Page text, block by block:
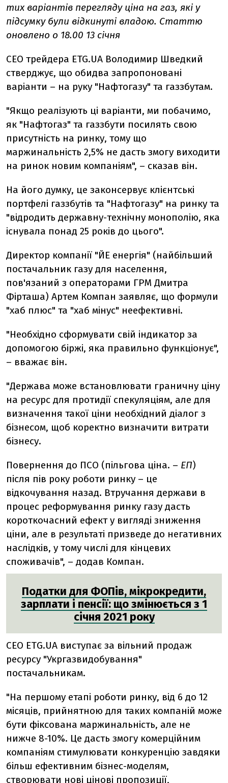
тих варіантів перегляду ціна на газ, які у
підсумку були відкинуті владою. Статтю
оновлено о 18.00 13 січня
CEO трейдера ETG.UA Володимир Шведкий
стверджує, що обидва запропоновані
варіанти – на руку "Нафтогазу" та газзбутам.
"Якщо реалізують ці варіанти, ми побачимо,
як "Нафтогаз" та газзбути посилять свою
присутність на ринку, тому що
маржинальність 2,5% не дасть змогу виходити
на ринок новим компаніям", – сказав він.
На його думку, це законсервує клієнтські
портфелі газзбутів та "Нафтогазу" на ринку та
"відродить державну-технічну монополію, яка
існувала понад 25 років до цього".
Директор компанії "ЙЕ енергія" (найбільший
постачальник газу для населення,
пов'язаний з операторами ГРМ Дмитра
Фірташа) Артем Компан заявляє, що формули
"хаб плюс" та "хаб мінус" неефективні.
"Необхідно сформувати свій індикатор за
допомогою біржі, яка правильно функціонує",
– вважає він.
"Держава може встановлювати граничну ціну
на ресурс для протидії спекуляціям, але для
визначення такої ціни необхідний діалог з
бізнесом, щоб коректно визначити витрати
бізнесу.
Повернення до ПСО (пільгова ціна. – ЕП)
після пів року роботи ринку – це
відкочування назад. Втручання держави в
процес реформування ринку газу дасть
короткочасний ефект у вигляді зниження
ціни, але в результаті призведе до негативних
наслідків, у тому числі для кінцевих
споживачів", – додав Компан.
Податки для ФОПів, мікрокредити,
зарплати і пенсії: що змінюється з 1
січня 2021 року
СЕО ЕТG.UA виступає за вільний продаж
ресурсу "Укргазвидобування"
постачальникам.
"На першому етапі роботи ринку, від 6 до 12
місяців, прийнятною для таких компаній може
бути фіксована маржинальність, але не
нижче 8-10%. Це дасть змогу комерційним
компаніям стимулювати конкуренцію завдяки
більш ефективним бізнес-моделям,
створювати нові цінові пропозиції,